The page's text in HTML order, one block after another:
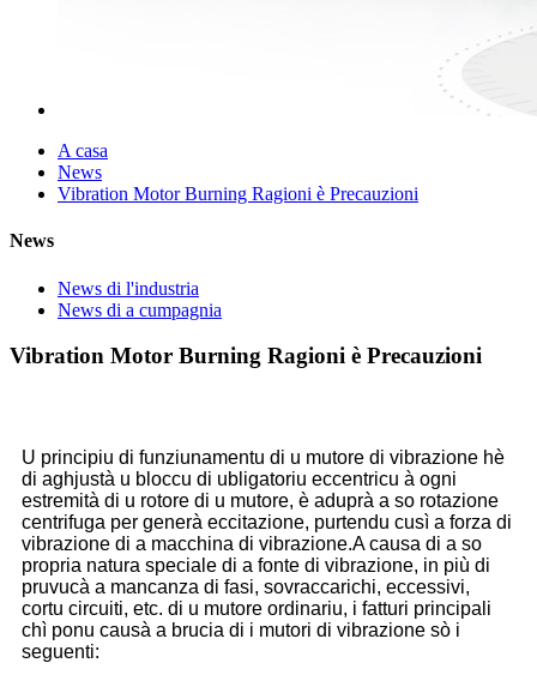
A casa
News
Vibration Motor Burning Ragioni è Precauzioni
News
News di l'industria
News di a cumpagnia
Vibration Motor Burning Ragioni è Precauzioni
U principiu di funziunamentu di u mutore di vibrazione hè
di aghjustà u bloccu di ubligatoriu eccentricu à ogni
estremità di u rotore di u mutore, è aduprà a so rotazione
centrifuga per generà eccitazione, purtendu cusì a forza di
vibrazione di a macchina di vibrazione.A causa di a so
propria natura speciale di a fonte di vibrazione, in più di
pruvucà a mancanza di fasi, sovraccarichi, eccessivi,
cortu circuiti, etc. di u mutore ordinariu, i fatturi principali
chì ponu causà a brucia di i mutori di vibrazione sò i
seguenti: